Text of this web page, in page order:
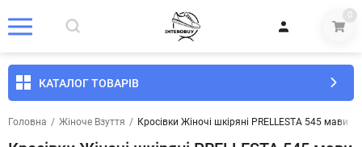
0
КАТАЛОГ ТОВАРІВ
Головна / Жіноче Взуття / Кросівки Жіночі шкіряні PRELLESTA 545 мави 10